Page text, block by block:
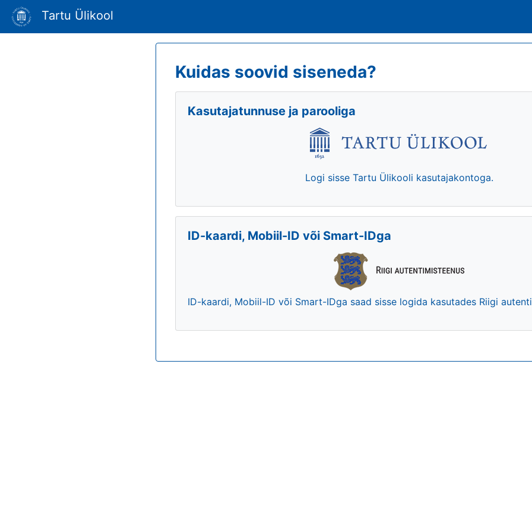
Tartu Ülikool
Kuidas soovid siseneda?
Kasutajatunnuse ja parooliga
Logi sisse Tartu Ülikooli kasutajakontoga.
ID-kaardi, Mobiil-ID või Smart-IDga
ID-kaardi, Mobiil-ID või Smart-IDga saad sisse logida kasutades Riigi